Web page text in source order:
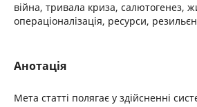
війна, тривала криза, салютогенез,
операціоналізація, ресурси,
Анотація
Мета статті полягає у здійсненні